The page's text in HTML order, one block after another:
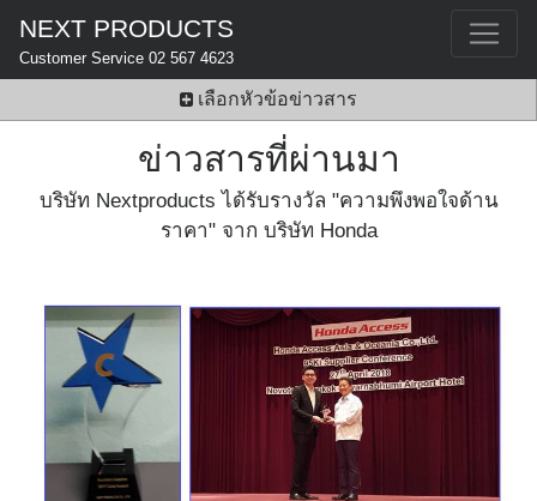
NEXT PRODUCTS
Customer Service 02 567 4623
เลือกหัวข้อข่าวสาร
ข่าวสารที่ผ่านมา
บริษัท Nextproducts ได้รับรางวัล "ความพึงพอใจด้าน
ราคา" จาก บริษัท Honda